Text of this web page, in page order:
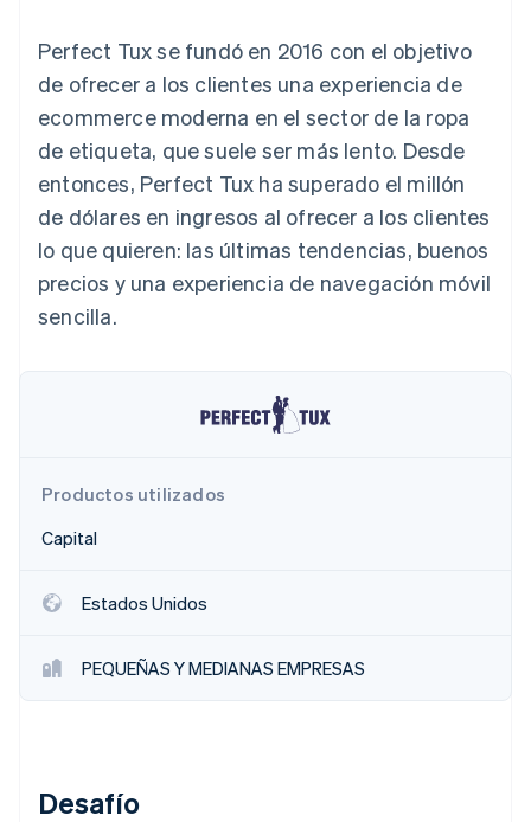
Acceso a más
Terminal
Pagos en
Authorization
Boost
de aceptación
Link
Proceso de
compra
acelerado
Financial
contable
Stripe Sigma
Informes
personalizados
Data Pipeline
Sincronización
de datos
Compras de
criptomoneda
integrables
Product roadmap
Climate
Eliminación de dióxido de carbono
SaaS
Por sector
Empresas de IA
Economía de los
creadores
Hostelería, viajes y ocio
comunicación y
entretenimiento
Organizaciones sin
fines de lucro
Sector público
Ecosistema
Socios
Stripe App Marketplace
Ofrecer cobro por
consumo
respaldadas por
monedas estables
Aprovisiona y gestiona
servicios con agentes
Recursos
Ejemplos de código
desarrolladores
Estado de la API
Hoja de ruta del
producto
Conferencia anual
Sessions
Empleos
Sala de prensa
Stripe Press
Perfect Tux se fundó en 2016 con el objetivo
de ofrecer a los clientes una experiencia de
ecommerce moderna en el sector de la ropa
de etiqueta, que suele ser más lento. Desde
entonces, Perfect Tux ha superado el millón
de dólares en ingresos al ofrecer a los clientes
lo que quieren: las últimas tendencias, buenos
precios y una experiencia de navegación móvil
sencilla.
Productos utilizados
Capital
Estados Unidos
PEQUEÑAS Y MEDIANAS EMPRESAS
Desafío